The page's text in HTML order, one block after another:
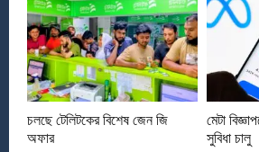
চলছে টেলিটকের বিশেষ জেন জি
অফার
মেটা
সুবিধা চালু